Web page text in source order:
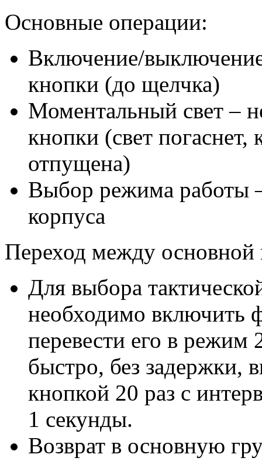
Основные операции:
Включение/
кнопки (до щелчка)
Моментальный свет –
кнопки (свет погаснет,
отпущена)
Выбор режима работы
корпуса
Переход между основной
Для выбора
необходимо включить
перевести его в режим
быстро, без задержки,
кнопкой 20 раз с
1 секунды.
Возврат в основную